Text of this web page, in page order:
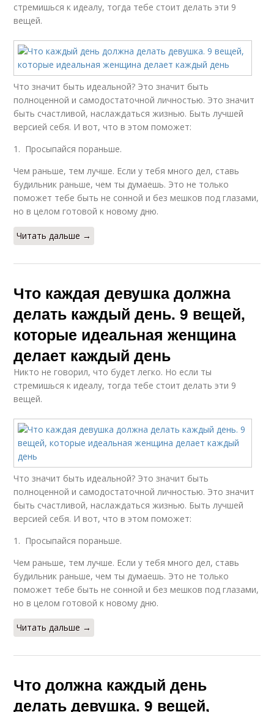
стремишься к идеалу, тогда тебе стоит делать эти 9
вещей.
Что значит быть идеальной? Это значит быть
полноценной и самодостаточной личностью. Это значит
быть счастливой, наслаждаться жизнью. Быть лучшей
версией себя. И вот, что в этом поможет:
1. Просыпайся пораньше.
Чем раньше, тем лучше. Если у тебя много дел, ставь
будильник раньше, чем ты думаешь. Это не только
поможет тебе быть не сонной и без мешков под глазами,
но в целом готовой к новому дню.
Читать дальше →
Что каждая девушка должна
делать каждый день. 9 вещей,
которые идеальная женщина
делает каждый день
Никто не говорил, что будет легко. Но если ты
стремишься к идеалу, тогда тебе стоит делать эти 9
вещей.
Что значит быть идеальной? Это значит быть
полноценной и самодостаточной личностью. Это значит
быть счастливой, наслаждаться жизнью. Быть лучшей
версией себя. И вот, что в этом поможет:
1. Просыпайся пораньше.
Чем раньше, тем лучше. Если у тебя много дел, ставь
будильник раньше, чем ты думаешь. Это не только
поможет тебе быть не сонной и без мешков под глазами,
но в целом готовой к новому дню.
Читать дальше →
Что должна каждый день
делать девушка. 9 вещей,